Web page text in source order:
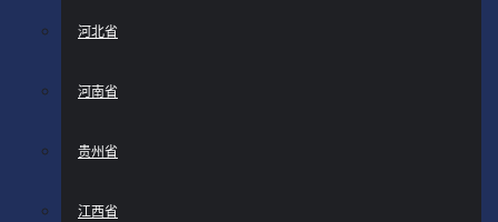
河北省
河南省
贵州省
江西省